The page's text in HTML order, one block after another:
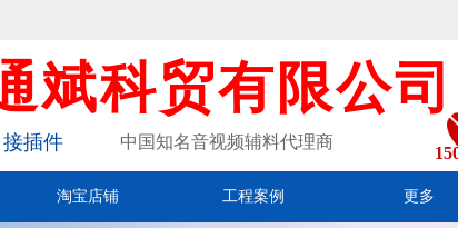
斌科贸有限公司
插件 中国知名音视频辅料代理商
淘宝店铺 工程案例 更多